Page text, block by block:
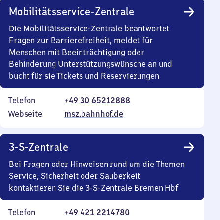
Mobilitätsservice-Zentrale
Die Mobilitätsservice-Zentrale beantwortet
Fragen zur Barrierefreiheit, meldet für
Menschen mit Beeinträchtigung oder
Behinderung Unterstützungswünsche an und
bucht für sie Tickets und Reservierungen
Telefon
+49 30 65212888
Webseite
msz.bahnhof.de
3-S-Zentrale
Bei Fragen oder Hinweisen rund um die Themen
Service, Sicherheit oder Sauberkeit
kontaktieren Sie die 3-S-Zentrale Bremen Hbf
Telefon
+49 421 2214780